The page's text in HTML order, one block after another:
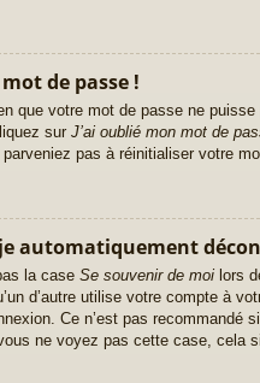
de passe !
que votre mot de passe ne
sur J’ai oublié mon mot de
pas à réinitialiser votre
automatiquement
la case Se souvenir de moi lors
d’autre utilise votre compte à
Ce n’est pas recommandé
ne voyez pas cette case, cela